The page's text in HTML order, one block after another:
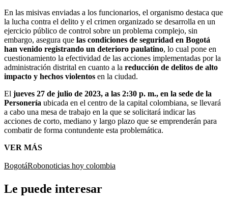
En las misivas enviadas a los funcionarios, el organismo destaca que
la lucha contra el delito y el crimen organizado se desarrolla en un
ejercicio público de control sobre un problema complejo, sin
embargo, asegura que las condiciones de seguridad en Bogotá
han venido registrando un deterioro paulatino, lo cual pone en
cuestionamiento la efectividad de las acciones implementadas por la
administración distrital en cuanto a la reducción de delitos de alto
impacto y hechos violentos en la ciudad.
El jueves 27 de julio de 2023, a las 2:30 p. m., en la sede de la
Personería ubicada en el centro de la capital colombiana, se llevará
a cabo una mesa de trabajo en la que se solicitará indicar las
acciones de corto, mediano y largo plazo que se emprenderán para
combatir de forma contundente esta problemática.
VER MÁS
BogotáRobonoticias hoy colombia
Le puede interesar